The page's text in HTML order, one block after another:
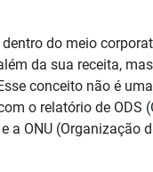
do meio
da sua receita,
conceito não é
o relatório de ODS
a ONU (Organização